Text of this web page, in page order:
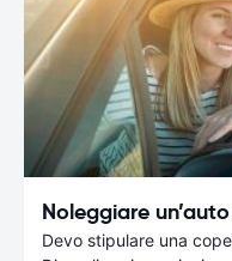
Noleggiare
Devo stipulare una